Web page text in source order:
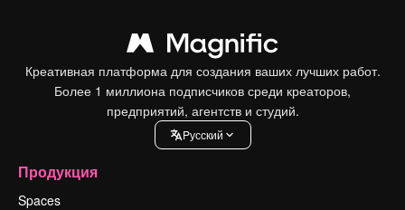
Креативная платформа для создания ваших лучших работ.
Более 1 миллиона подписчиков среди креаторов,
предприятий, агентств и студий.
Pусский
Продукция
Spaces